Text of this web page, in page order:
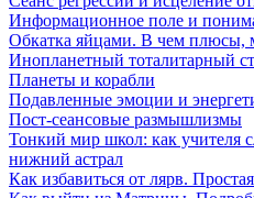
Информационное поле и
Обкатка яйцами. В чем плюсы,
Инопланетный тоталитарный
Планеты и корабли
Подавленные эмоции и
Пост-сеансовые размышлизмы
Тонкий мир школ: как учителя
нижний астрал
Как избавиться от лярв.